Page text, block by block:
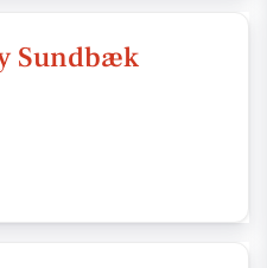
Sundbæk